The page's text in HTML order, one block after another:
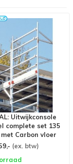
Uitwijkconsole
complete set 135
Carbon vloer
(ex. btw)